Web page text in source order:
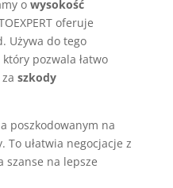
o wysokość
oferuje
Używa do tego
który pozwala łatwo
szkody
poszkodowanym na
To ułatwia negocjacje z
szanse na lepsze